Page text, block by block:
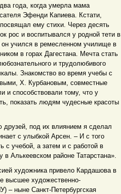
года, когда умерла мама
Эфенди Капиева. Кстати,
ему стихи. Через десять
рос и воспитывался у родной тети в
учился в ремесленном училище в
в горах Дагестана. Мечта стать
и трудолюбивого
Знакомство во время учебы с
Х. Курбановым, совместные
и способствовали тому, что у
показать людям чудесные красоты
под их влиянием я сделал
с улыбкой Арсен. – И с того
с учебой, а затем и с работой в
в Алькеевском районе Татарстана».
художника привело Кардашова в
высшее художественно-
ныне Санкт-Петербургская